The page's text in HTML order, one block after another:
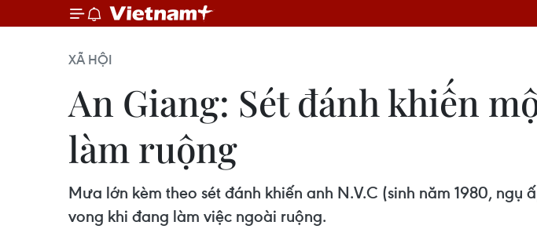
XÃ HỘI
An Giang: Sét đánh khiến
làm ruộng
Mưa lớn kèm theo sét đánh khiến anh N.V.C (sinh năm 1980,
vong khi đang làm việc ngoài ruộng.